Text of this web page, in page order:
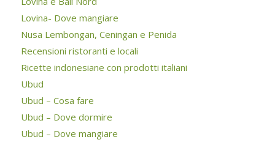
Lovina- Dove mangiare
Nusa Lembongan, Ceningan e Penida
Recensioni ristoranti e locali
Ricette indonesiane con prodotti italiani
Ubud
Ubud – Cosa fare
Ubud – Dove dormire
Ubud – Dove mangiare